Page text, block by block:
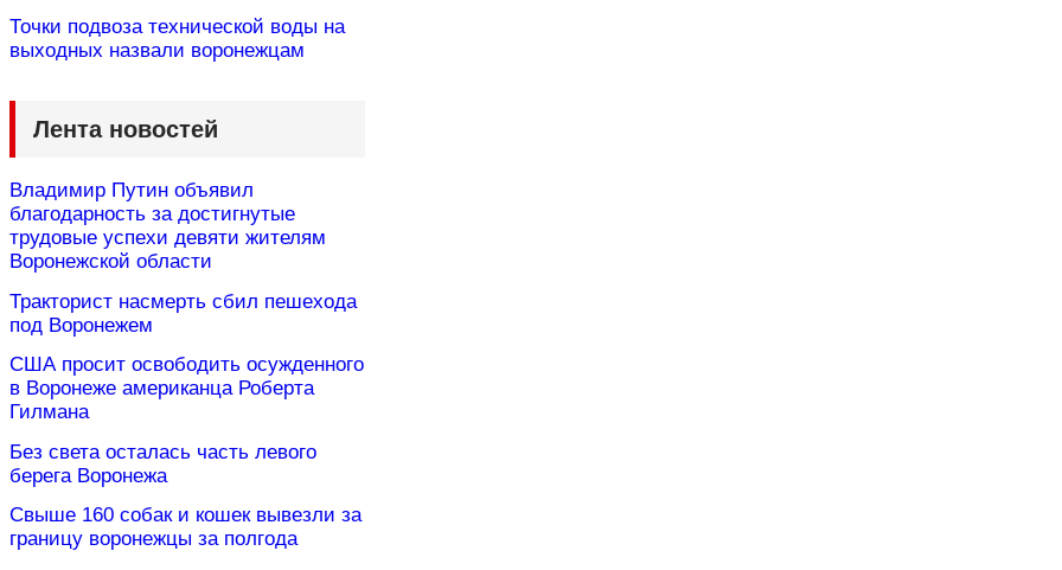
Точки подвоза технической воды на
выходных назвали воронежцам
Лента новостей
Владимир Путин объявил
благодарность за достигнутые
трудовые успехи девяти жителям
Воронежской области
Тракторист насмерть сбил пешехода
под Воронежем
США просит освободить осужденного
в Воронеже американца Роберта
Гилмана
Без света осталась часть левого
берега Воронежа
Свыше 160 собак и кошек вывезли за
границу воронежцы за полгода